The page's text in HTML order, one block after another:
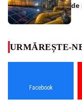
de
URMĂREȘTE-
Facebook